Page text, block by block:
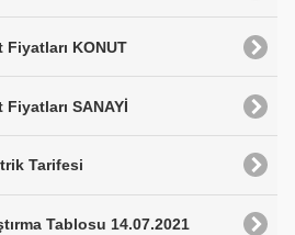
Fiyatları KONUT
SANAYİ
Tarifesi
Tablosu 14.07.2021